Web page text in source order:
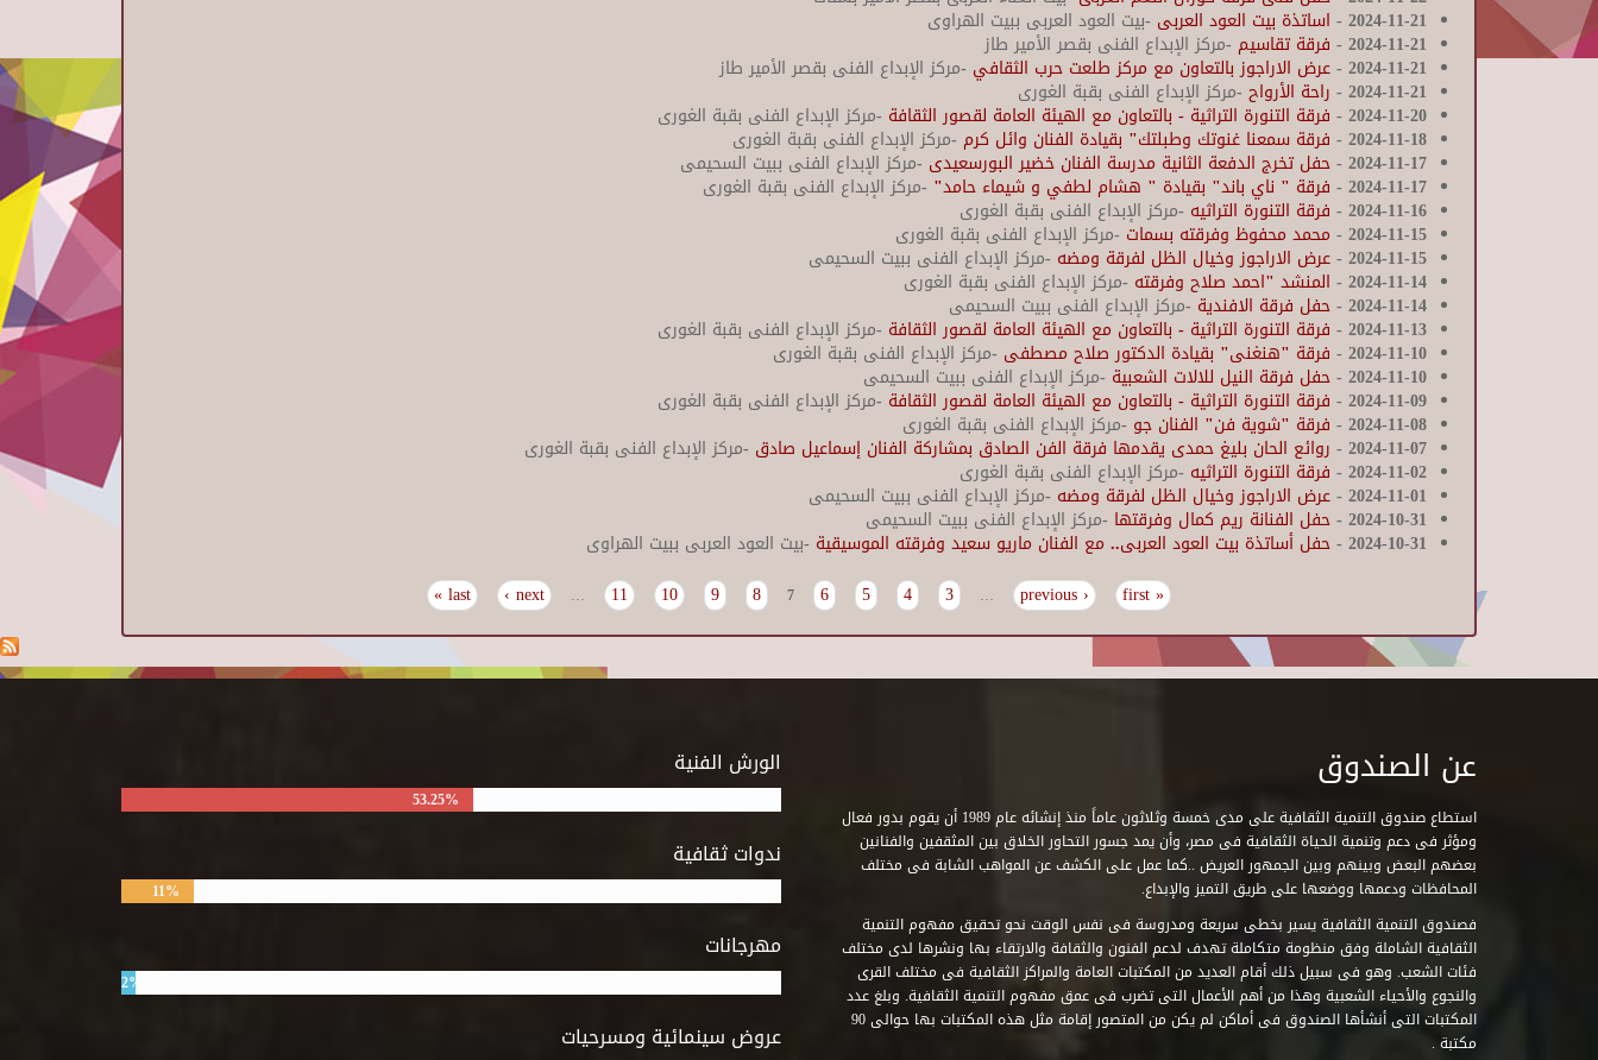
2024-11-21
- اساتذة بيت العود العربى -بيت العود العربى ببيت الهراوى
2024-11-21
- فرقة تقاسيم -مركز الإبداع الفنى بقصر الأمير طاز
2024-11-21
-عرض الاراجوز بالتعاون مع مركز طلعت حرب الثقافي -مركز الإبداع الفنى بقصر الأمير طاز
2024-11-21
- راحة الأرواح -مركز الإبداع الفنى بقبة الغورى
2024-11-20
- فرقة التنورة التراثية - بالتعاون مع الهيئة العامة لقصور الثقافة -مركز الإبداع الفنى بقبة الغورى
2024-11-18
- فرقة سمعنا غنوتك وطبلتك" بقيادة الفنان وائل كرم -مركز الإبداع الفنى بقبة الغورى
2024-11-17
-حفل تخرج الدفعة الثانية مدرسة الفنان خضير البورسعيدى -مركز الإبداع الفنى ببيت السحيمى
2024-11-17
- فرقة " ناي باند" بقيادة " هشام لطفي و شيماء حامد" -مركز الإبداع الفنى بقبة الغورى
2024-11-16
- فرقة التنورة التراثيه -مركز الإبداع الفنى بقبة الغورى
2024-11-15
- محمد محفوظ وفرقته بسمات -مركز الإبداع الفنى بقبة الغورى
2024-11-15
-عرض الاراجوز وخيال الظل لفرقة ومضه -مركز الإبداع الفنى ببيت السحيمى
2024-11-14
- المنشد "احمد صلاح وفرقته -مركز الإبداع الفنى بقبة الغورى
2024-11-14
-حفل فرقة الافندية -مركز الإبداع الفنى ببيت السحيمى
2024-11-13
- فرقة التنورة التراثية - بالتعاون مع الهيئة العامة لقصور الثقافة -مركز الإبداع الفنى بقبة الغورى
2024-11-10
- فرقة "هنغنى" بقيادة الدكتور صلاح مصطفى -مركز الإبداع الفنى بقبة الغورى
2024-11-10
-حفل فرقة النيل للالات الشعبية -مركز الإبداع الفنى ببيت السحيمى
2024-11-09
- فرقة التنورة التراثية - بالتعاون مع الهيئة العامة لقصور الثقافة -مركز الإبداع الفنى بقبة الغورى
2024-11-08
- فرقة "شوية فن" الفنان جو -مركز الإبداع الفنى بقبة الغورى
2024-11-07
- روائع الحان بليغ حمدى يقدمها فرقة الفن الصادق بمشاركة الفنان إسماعيل صادق -مركز الإبداع الفنى بقبة الغورى
2024-11-02
- فرقة التنورة التراثيه -مركز الإبداع الفنى بقبة الغورى
2024-11-01
-عرض الاراجوز وخيال الظل لفرقة ومضه -مركز الإبداع الفنى ببيت السحيمى
2024-10-31
-حفل الفنانة ريم كمال وفرقتها -مركز الإبداع الفنى ببيت السحيمى
2024-10-31
-حفل أساتذة بيت العود العربى.. مع الفنان ماريو سعيد وفرقته الموسيقية -بيت العود العربى ببيت الهراوى
« first
‹ previous
…
3
4
5
6
7
8
9
10
11
…
next ›
last »
الورش الفنية
53.25%
ندوات ثقافية
11%
مهرجانات
2%
عروض سينمائية ومسرحيات
عن الصندوق
استطاع صندوق التنمية الثقافية على مدى خمسة وثلاثون عاماً منذ إنشائه عام 1989 أن يقوم بدور فعال
ومؤثر فى دعم وتنمية الحياة الثقافية فى مصر، وأن يمد جسور التحاور الخلاق بين المثقفين والفنانين
بعضهم البعض وبينهم وبين الجمهور العريض ..كما عمل على الكشف عن المواهب الشابة فى مختلف
المحافظات ودعمها ووضعها على طريق التميز والإبداع.
فصندوق التنمية الثقافية يسير بخطى سريعة ومدروسة فى نفس الوقت نحو تحقيق مفهوم التنمية
الثقافية الشاملة وفق منظومة متكاملة تهدف لدعم الفنون والثقافة والارتقاء بها ونشرها لدى مختلف
فئات الشعب. وهو فى سبيل ذلك أقام العديد من المكتبات العامة والمراكز الثقافية فى مختلف القرى
والنجوع والأحياء الشعبية وهذا من أهم الأعمال التى تضرب فى عمق مفهوم التنمية الثقافية. وبلغ عدد
المكتبات التى أنشأها الصندوق فى أماكن لم يكن من المتصور إقامة مثل هذه المكتبات بها حوالى 90
مكتبة .